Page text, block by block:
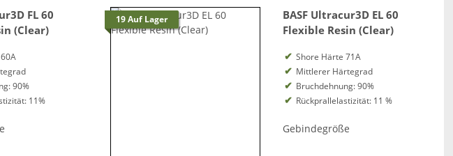
FL 60
(Clear)
90%
11%
19 Auf Lager
BASF Ultracur3D EL 60
Flexible Resin (Clear)
Shore Härte 71A
Mittlerer Härtegrad
Bruchdehnung: 90%
Rückprallelastizität: 11 %
Gebindegröße